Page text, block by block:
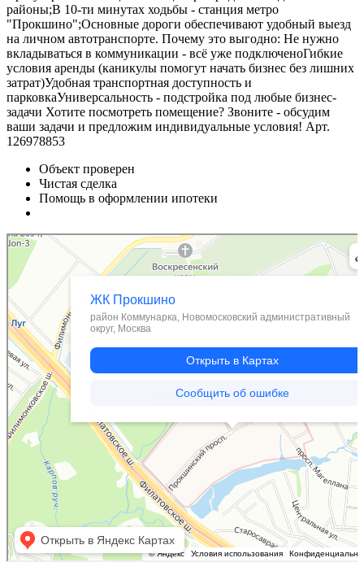
районы;В 10-ти минутах ходьбы - станция метро
"Прокшино";Основные дороги обеспечивают удобный выезд
на личном автотранспорте. Почему это выгодно: Не нужно
вкладываться в коммуникации - всё уже подключеноГибкие
условия аренды (каникулы помогут начать бизнес без лишних
затрат)Удобная транспортная доступность и
парковкаУниверсальность - подстройка под любые бизнес-
задачи Хотите посмотреть помещение? Звоните - обсудим
ваши задачи и предложим индивидуальные условия! Арт.
126978853
Объект проверен
Чистая сделка
Помощь в оформлении ипотеки